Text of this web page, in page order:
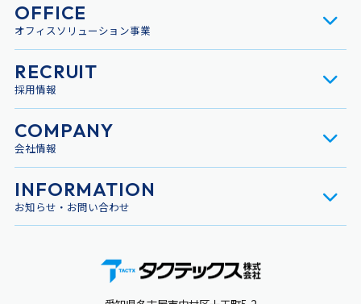
OFFICE
オフィスソリューション事業
RECRUIT
採用情報
COMPANY
会社情報
INFORMATION
お知らせ・お問い合わせ